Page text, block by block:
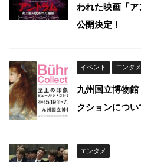
われた映画「
公開決定！
イベント エンタメ
九州国立博物
クションについ
エンタメ